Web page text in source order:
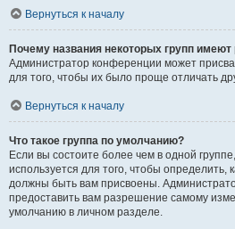
Вернуться к началу
Почему названия некоторых групп имеют
Администратор конференции может
для того, чтобы их было проще отличать
Вернуться к началу
Что такое группа по умолчанию?
Если вы состоите более чем в одной
используется для того, чтобы определить,
должны быть вам присвоены.
предоставить вам разрешение самому
умолчанию в личном разделе.